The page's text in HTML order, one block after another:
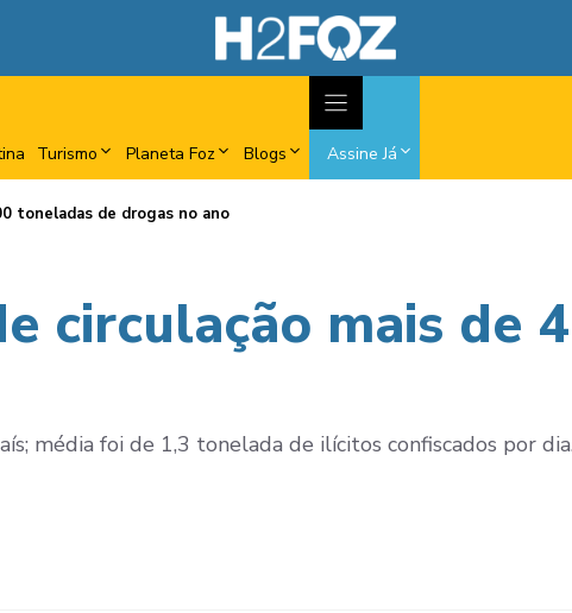
Turismo Planeta Foz Blogs Assine Já
toneladas de drogas no ano
circulação mais de
média foi de 1,3 tonelada de ilícitos confiscados por